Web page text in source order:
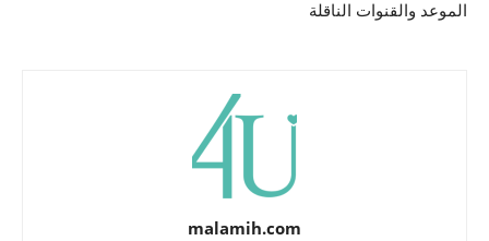
الموعد والقنوات الناقلة
malamih.com